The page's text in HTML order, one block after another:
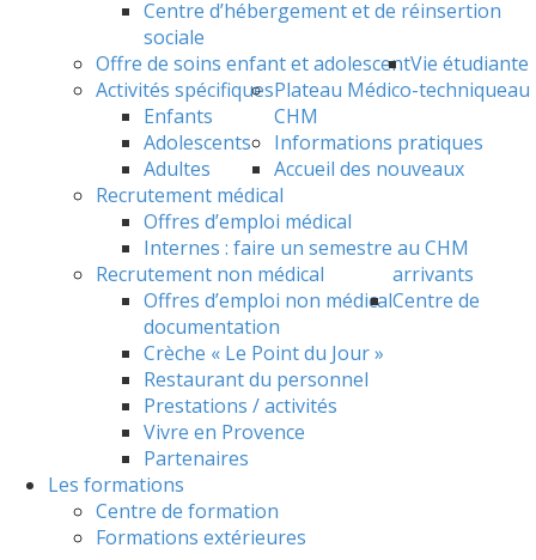
Centre d’hébergement et de réinsertion
sociale
Offre de soins enfant et adolescent
Activités spécifiques
Enfants
Adolescents
Adultes
Plateau Médico-technique
Recrutement médical
Offres d’emploi médical
Internes : faire un semestre au CHM
Vie étudiante
au
CHM
Recrutement non médical
Offres d’emploi non médical
Informations pratiques
Accueil des nouveaux
arrivants
Centre de
documentation
Crèche « Le Point du Jour »
Restaurant du personnel
Prestations / activités
Vivre en Provence
Partenaires
Les formations
Centre de formation
Formations extérieures